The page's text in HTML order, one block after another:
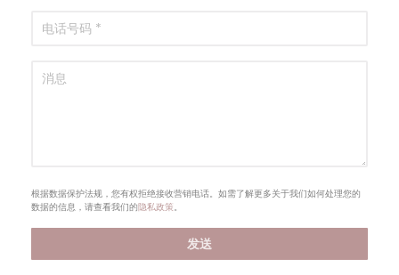
根据数据保护法规，您有权拒绝接收营销电话。如需了解更多关于我们如何处理您的
数据的信息，请查看我们的隐私政策。